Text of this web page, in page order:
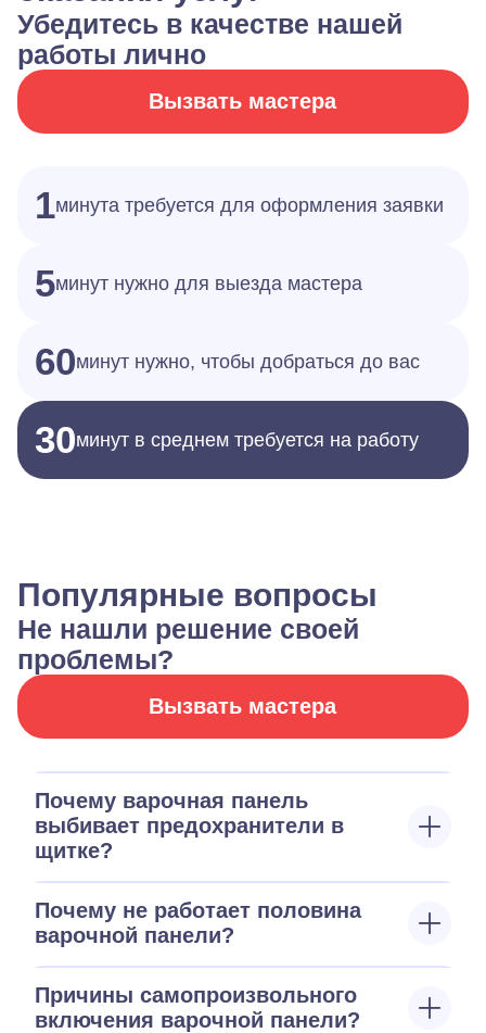
Убедитесь в качестве нашей
работы лично
Вызвать мастера
1минута требуется для оформления заявки
5минут нужно для выезда мастера
60минут нужно, чтобы добраться до вас
30минут в среднем требуется на работу
Популярные вопросы
Не нашли решение своей
проблемы?
Вызвать мастера
Почему варочная панель
выбивает предохранители в
щитке?
Почему не работает половина
варочной панели?
Причины самопроизвольного
включения варочной панели?